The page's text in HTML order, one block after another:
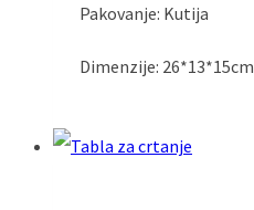
Pakovanje: Kutija
Dimenzije: 26*13*15cm